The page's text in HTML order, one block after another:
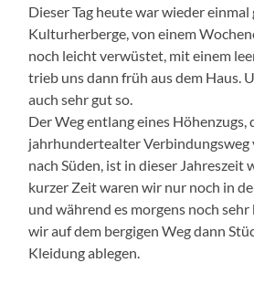
Dieser Tag heute war wieder einmal
Kulturherberge, von einem
noch leicht verwüstet, mit einem
trieb uns dann früh aus dem Haus.
auch sehr gut so.
Der Weg entlang eines Höhenzugs,
jahrhundertealter Verbindungsweg
nach Süden, ist in dieser Jahreszeit
kurzer Zeit waren wir nur noch in
und während es morgens noch
wir auf dem bergigen Weg dann
Kleidung ablegen.